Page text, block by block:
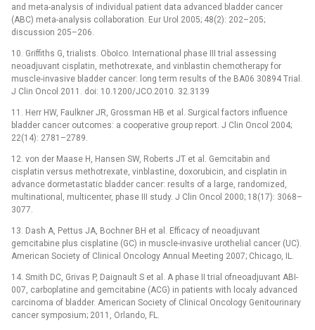
and meta-analysis of individual patient data advanced bladder cancer
(ABC) meta-analysis collaboration. Eur Urol 2005; 48(2): 202–205;
discussion 205–206.
10. Griffiths G, trialists. OboIco. International phase III trial assessing
neoadjuvant cisplatin, methotrexate, and vinblastin chemotherapy for
muscle-invasive bladder cancer: long term results of the BA06 30894 Trial.
J Clin Oncol 2011. doi: 10.1200/JCO.2010. 32.3139
11. Herr HW, Faulkner JR, Grossman HB et al. Surgi­cal factors influence
bladder cancer outcomes: a cooperative group report. J Clin Oncol 2004;
22(14): 2781–2789.
12. von der Maase H, Hansen SW, Roberts JT et al. Gemcitabin and
cisplatin versus methotrexate, vinblastine, doxorubicin, and cisplatin in
advance dormetastatic bladder cancer: results of a large, randomized,
multinational, multicenter, phase III study. J Clin Oncol 2000; 18(17): 3068–
3077.
13. Dash A, Pettus JA, Bochner BH et al. Efficacy of neoadjuvant
gemcitabine plus cisplatine (GC) in muscle-invasive urothelial cancer (UC).
American Society of Clinical Oncology Annual Meeting 2007; Chicago, IL.
14. Smith DC, Grivas P, Daignault S et al. A phase II trial ofneoadjuvant ABI-
007, carboplatine and gemcitabine (ACG) in patients with localy advanced
carcinoma of bladder. American Society of Clinical Oncology Genitourinary
cancer symposium; 2011, Orlando, FL.